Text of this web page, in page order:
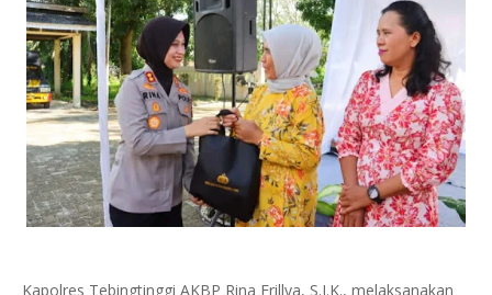
Kapolres Tebingtinggi AKBP Rina Frillya, S.I.K., melaksanakan